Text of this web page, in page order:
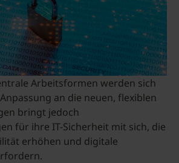
Arbeitsformen werden sich
an die neuen, flexiblen
bringt jedoch
für ihre IT-Sicherheit mit sich, die
erhöhen und digitale